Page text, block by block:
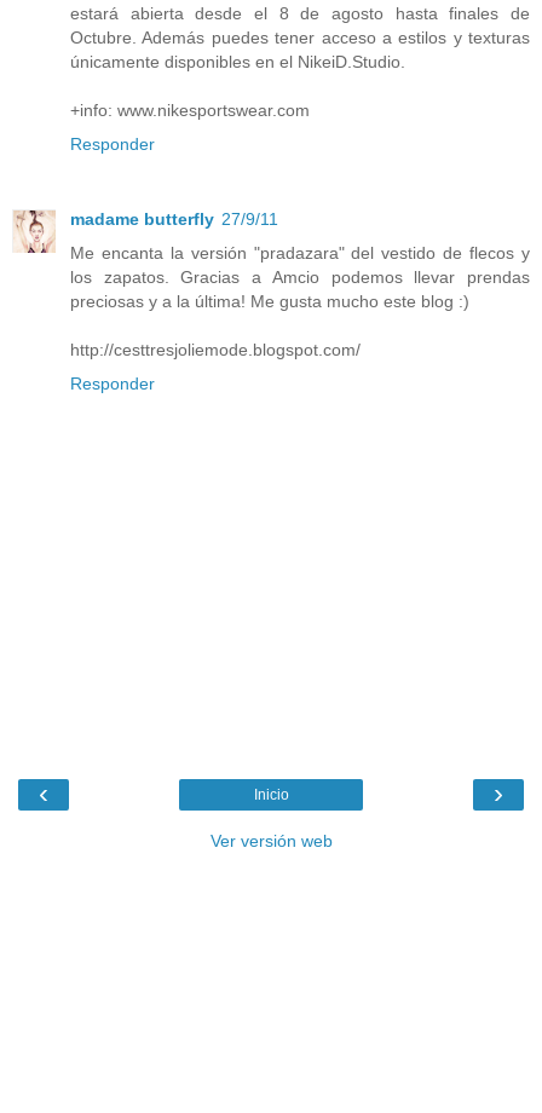
estará abierta desde el 8 de agosto hasta finales de
Octubre. Además puedes tener acceso a estilos y texturas
únicamente disponibles en el NikeiD.Studio.
+info: www.nikesportswear.com
Responder
madame butterfly 27/9/11
Me encanta la versión "pradazara" del vestido de flecos y
los zapatos. Gracias a Amcio podemos llevar prendas
preciosas y a la última! Me gusta mucho este blog :)
http://cesttresjoliemode.blogspot.com/
Responder
‹ ›
Inicio
Ver versión web